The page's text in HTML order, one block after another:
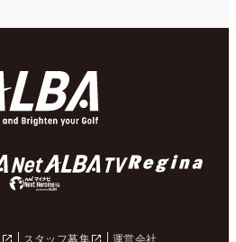
スタッフ募集 運営会社